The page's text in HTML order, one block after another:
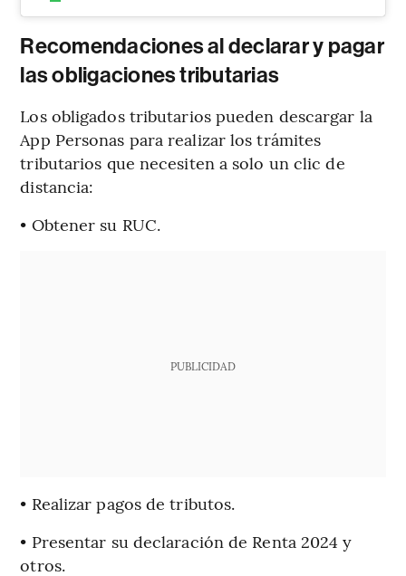
Recomendaciones al declarar y pagar
las obligaciones tributarias
Los obligados tributarios pueden descargar la
App Personas para realizar los trámites
tributarios que necesiten a solo un clic de
distancia:
• Obtener su RUC.
PUBLICIDAD
• Realizar pagos de tributos.
• Presentar su declaración de Renta 2024 y
otros.